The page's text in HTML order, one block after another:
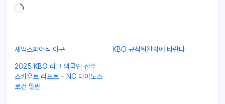
셰익스피어식 야구 KBO 규칙위원회에 바란다
2025 KBO 리그 외국인 선수
스카우트 리포트 – NC 다이노스
로건 앨런